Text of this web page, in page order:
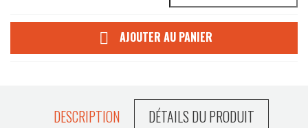
 AJOUTER AU PANIER
DESCRIPTION
DÉTAILS DU PRODUIT